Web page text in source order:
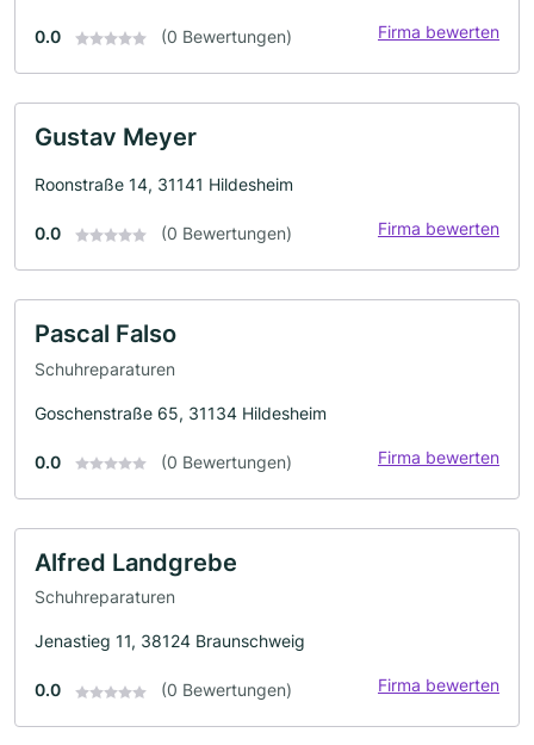
0.0 (0 Bewertungen) Firma bewerten
Gustav Meyer
Roonstraße 14, 31141 Hildesheim
0.0 (0 Bewertungen) Firma bewerten
Pascal Falso
Schuhreparaturen
Goschenstraße 65, 31134 Hildesheim
0.0 (0 Bewertungen) Firma bewerten
Alfred Landgrebe
Schuhreparaturen
Jenastieg 11, 38124 Braunschweig
0.0 (0 Bewertungen) Firma bewerten